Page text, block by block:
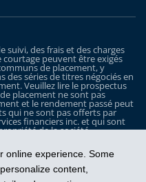
online experience. Some
content,
suivi, des frais et des charges
courtage peuvent être exigés
de placement, y
des séries de titres négociés en
Veuillez lire le prospectus
placement ne sont pas
et le rendement passé peut
qui ne sont pas offerts par
financiers inc. et qui sont
de la société
Placements IA Clarington inc. iA
de patrimoine et le logo